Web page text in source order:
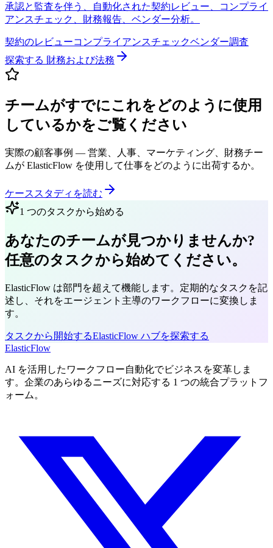
承認と監査を伴う、自動化された契約レビュー、コンプライ
アンスチェック、財務報告、ベンダー分析。
契約のレビューコンプライアンスチェックベンダー調査
探索する 財務および法務
チームがすでにこれをどのように使用
しているかをご覧ください
実際の顧客事例 — 営業、人事、マーケティング、財務チー
ムが ElasticFlow を使用して仕事をどのように出荷するか。
ケーススタディを読む
1 つのタスクから始める
あなたのチームが見つかりませんか?
任意のタスクから始めてください。
ElasticFlow は部門を超えて機能します。定期的なタスクを記
述し、それをエージェント主導のワークフローに変換しま
す。
タスクから開始するElasticFlow ハブを探索する
ElasticFlow
AI を活用したワークフロー自動化でビジネスを変革しま
す。企業のあらゆるニーズに対応する 1 つの統合プラットフ
ォーム。